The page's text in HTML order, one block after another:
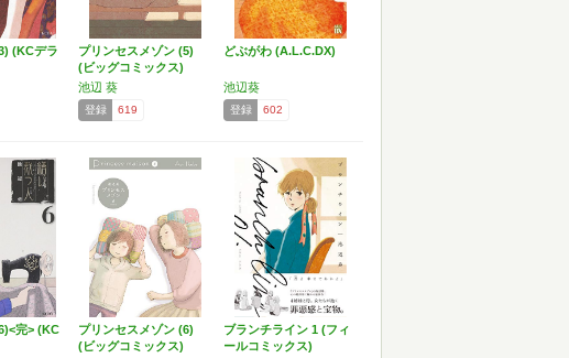
(KCデラ
プリンセスメゾン (5)
(ビッグコミックス)
池辺 葵
登録 619
どぶがわ (A.L.C.DX)
池辺葵
登録 602
完> (KC
プリンセスメゾン (6)
(ビッグコミックス)
ブランチライン 1 (フィ
ールコミックス)